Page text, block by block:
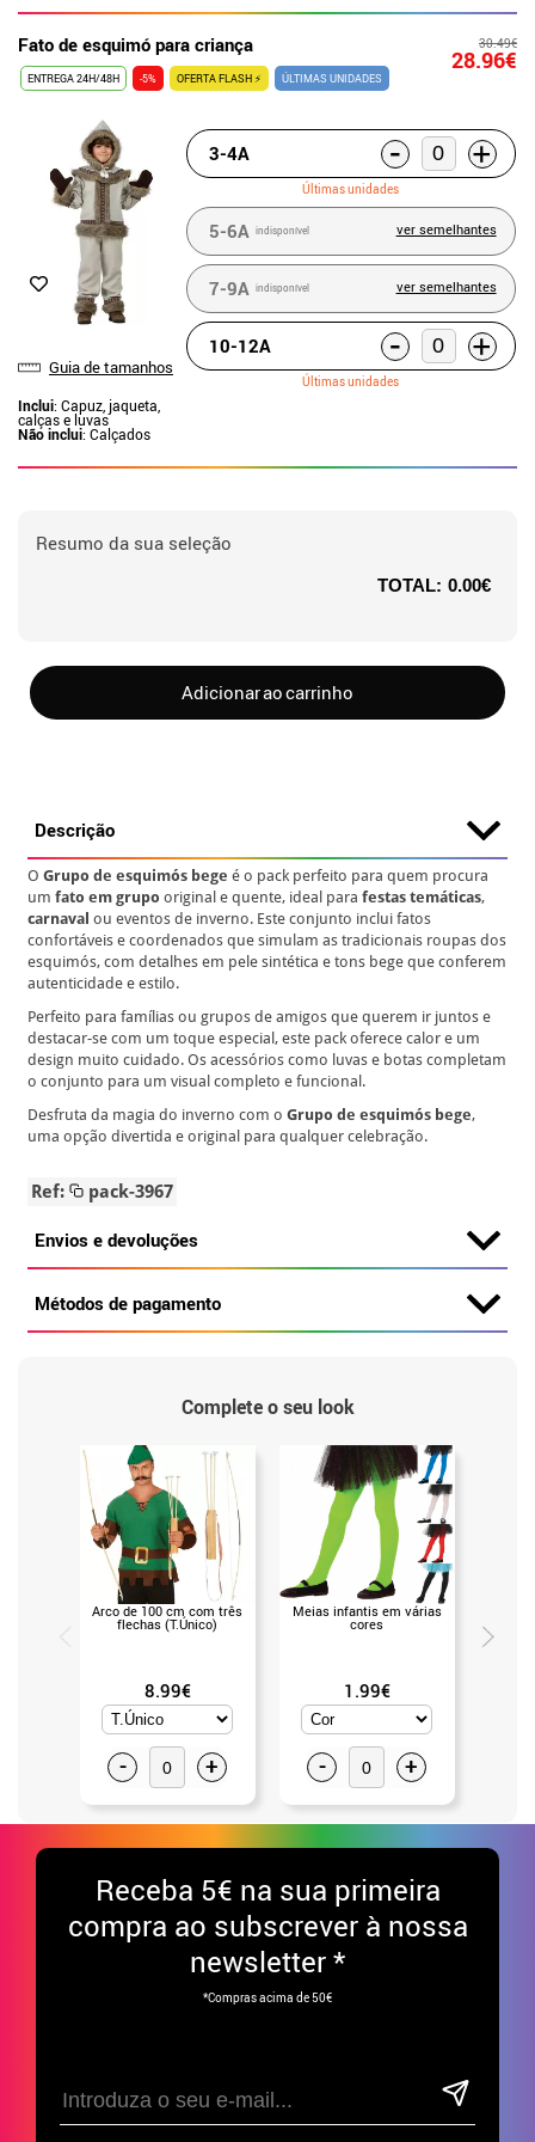
Fato de esquimó para criança 30.49€
28.96€
ENTREGA 24H/48H -5% OFERTA FLASH ⚡ ÚLTIMAS UNIDADES
Guia de tamanhos
Inclui: Capuz, jaqueta,
calças e luvas
Não inclui: Calçados
3-4A - +
Últimas unidades
5-6A indisponível ver semelhantes
7-9A indisponível ver semelhantes
10-12A - +
Últimas unidades
Resumo da sua seleção
TOTAL: 0.00€
Adicionar ao carrinho
Descrição
OGrupo de esquimós bege é o pack perfeito para quem procura
umfato em grupo original e quente, ideal parafestas temáticas,
carnaval ou eventos de inverno. Este conjunto inclui fatos
confortáveis e coordenados que simulam as tradicionais roupas dos
esquimós, com detalhes em pele sintética e tons bege que conferem
autenticidade e estilo.
Perfeito para famílias ou grupos de amigos que querem ir juntos e
destacar-se com um toque especial, este pack oferece calor e um
design muito cuidado. Os acessórios como luvas e botas completam
o conjunto para um visual completo e funcional.
Desfruta da magia do inverno com oGrupo de esquimós bege,
uma opção divertida e original para qualquer celebração.
Ref: pack-3967
Envios e devoluções
Métodos de pagamento
Complete o seu look
Arco de 100 cm com três
flechas (T.Único)
8.99€
- +
Meias infantis em várias
cores
1.99€
- +
Receba 5€ na sua primeira
compra ao subscrever à nossa
newsletter *
*Compras acima de 50€